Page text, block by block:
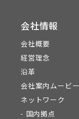
会社情報
会社概要
経営理念
沿革
会社案内ムービー
ネットワーク
- 国内拠点